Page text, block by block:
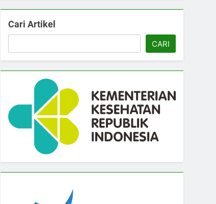
Cari Artikel
CARI